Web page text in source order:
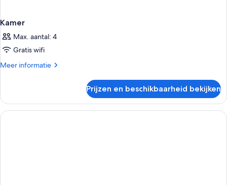
Kamer
Max. aantal: 4
Gratis wifi
Meer informatie
Meer
Prijzen en beschikbaarheid bekijken